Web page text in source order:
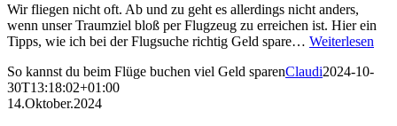
Wir fliegen nicht oft. Ab und zu geht es allerdings nicht anders,
wenn unser Traumziel bloß per Flugzeug zu erreichen ist. Hier ein
Tipps, wie ich bei der Flugsuche richtig Geld spare… Weiterlesen
So kannst du beim Flüge buchen viel Geld sparenClaudi2024-10-
30T13:18:02+01:00
14.Oktober.2024